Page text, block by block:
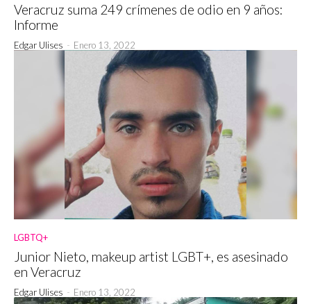
Veracruz suma 249 crímenes de odio en 9 años:
Informe
Edgar Ulises - Enero 13, 2022
LGBTQ+
Junior Nieto, makeup artist LGBT+, es asesinado
en Veracruz
Edgar Ulises - Enero 13, 2022